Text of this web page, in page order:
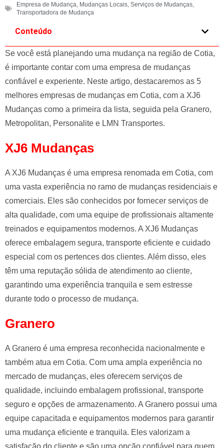
e
e
f
t
b
l
a
n
Empresa de Mudança, Mudanças Locais, Serviços de Mudanças,
Transportadora de Mudança
Conteúdo
Se você está planejando uma mudança na região de Cotia,
é importante contar com uma empresa de mudanças
confiável e experiente. Neste artigo, destacaremos as 5
melhores empresas de mudanças em Cotia, com a XJ6
Mudanças como a primeira da lista, seguida pela Granero,
Metropolitan, Personalite e LMN Transportes.
XJ6 Mudanças
A XJ6 Mudanças é uma empresa renomada em Cotia, com
uma vasta experiência no ramo de mudanças residenciais e
comerciais. Eles são conhecidos por fornecer serviços de
alta qualidade, com uma equipe de profissionais altamente
treinados e equipamentos modernos. A XJ6 Mudanças
oferece embalagem segura, transporte eficiente e cuidado
especial com os pertences dos clientes. Além disso, eles
têm uma reputação sólida de atendimento ao cliente,
garantindo uma experiência tranquila e sem estresse
durante todo o processo de mudança.
Granero
A Granero é uma empresa reconhecida nacionalmente e
também atua em Cotia. Com uma ampla experiência no
mercado de mudanças, eles oferecem serviços de
qualidade, incluindo embalagem profissional, transporte
seguro e opções de armazenamento. A Granero possui uma
equipe capacitada e equipamentos modernos para garantir
uma mudança eficiente e tranquila. Eles valorizam a